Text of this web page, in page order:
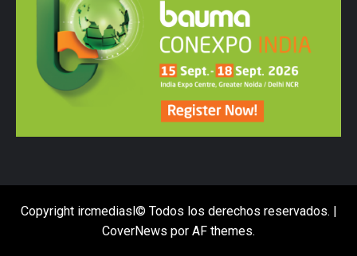
Copyright ircmediasl© Todos los derechos reservados. |
CoverNews por AF themes.